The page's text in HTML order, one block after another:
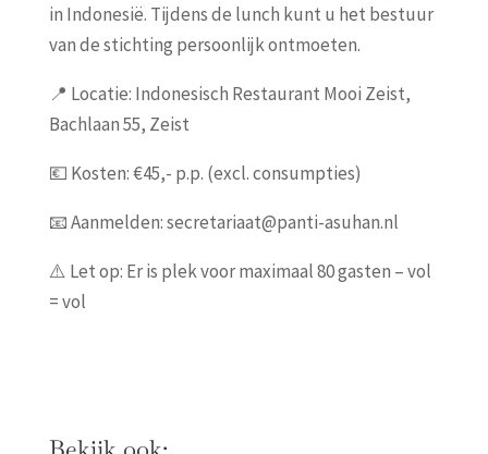
in Indonesië. Tijdens de lunch kunt u het bestuur
van de stichting persoonlijk ontmoeten.
📍 Locatie: Indonesisch Restaurant Mooi Zeist,
Bachlaan 55, Zeist
💶 Kosten: €45,- p.p. (excl. consumpties)
📧 Aanmelden: secretariaat@panti-asuhan.nl
⚠️ Let op: Er is plek voor maximaal 80 gasten – vol
= vol